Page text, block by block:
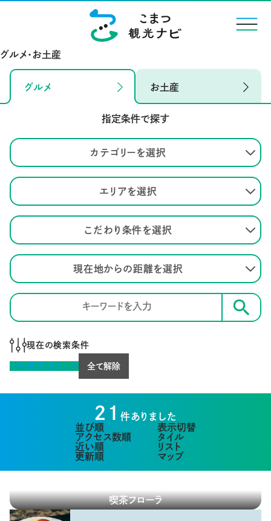
menu
グルメ・お土産
グルメ お土産
指定条件で探す
カテゴリーを選択
エリアを選択
こだわり条件を選択
現在地からの距離を選択
検索
現在の検索条件
小松駅周辺エリア 全て解除
21
件ありました
並び順
アクセス数順
近い順
更新順
表示切替
タイル
リスト
マップ
喫茶フローラ